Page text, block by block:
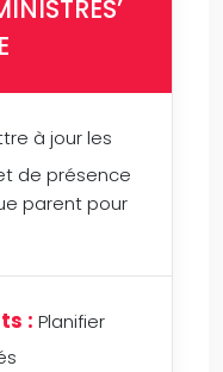
à jour les
de présence
parent pour
: Planifier